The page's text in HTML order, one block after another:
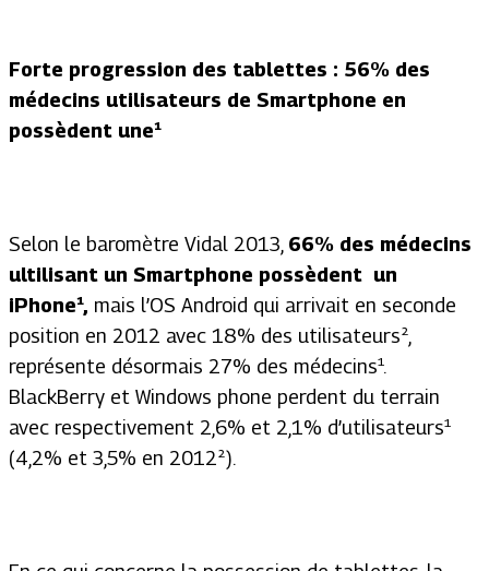
Forte progression des tablettes : 56% des
médecins utilisateurs de Smartphone en
possèdent une¹
Selon le baromètre Vidal 2013, 66% des médecins
ultilisant un Smartphone possèdent un
iPhone¹, mais l’OS Android qui arrivait en seconde
position en 2012 avec 18% des utilisateurs²,
représente désormais 27% des médecins¹.
BlackBerry et Windows phone perdent du terrain
avec respectivement 2,6% et 2,1% d’utilisateurs¹
(4,2% et 3,5% en 2012²).